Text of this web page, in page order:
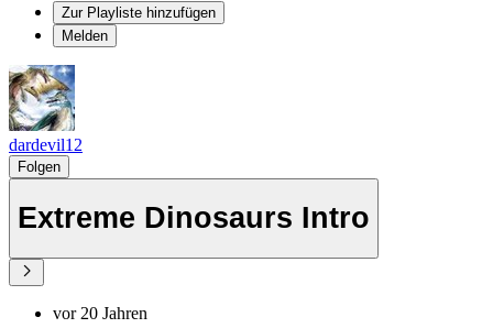
Zur Playliste hinzufügen
Melden
dardevil12
Folgen
Extreme Dinosaurs Intro
vor 20 Jahren